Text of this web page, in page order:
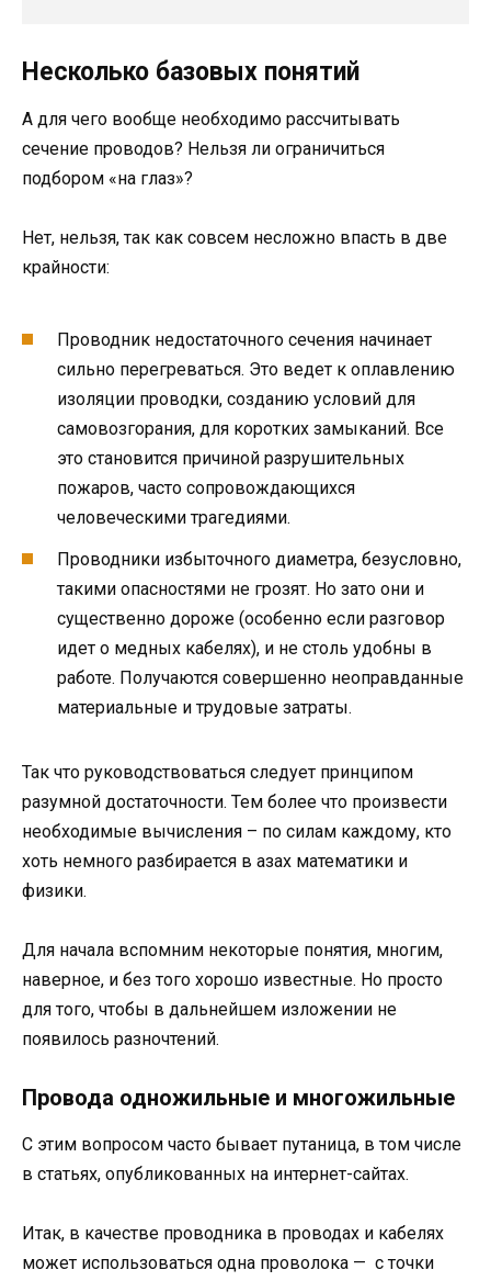
Несколько базовых понятий
А для чего вообще необходимо рассчитывать
сечение проводов? Нельзя ли ограничиться
подбором «на глаз»?
Нет, нельзя, так как совсем несложно впасть в две
крайности:
Проводник недостаточного сечения начинает
сильно перегреваться. Это ведет к оплавлению
изоляции проводки, созданию условий для
самовозгорания, для коротких замыканий. Все
это становится причиной разрушительных
пожаров, часто сопровождающихся
человеческими трагедиями.
Проводники избыточного диаметра, безусловно,
такими опасностями не грозят. Но зато они и
существенно дороже (особенно если разговор
идет о медных кабелях), и не столь удобны в
работе. Получаются совершенно неоправданные
материальные и трудовые затраты.
Так что руководствоваться следует принципом
разумной достаточности. Тем более что произвести
необходимые вычисления – по силам каждому, кто
хоть немного разбирается в азах математики и
физики.
Для начала вспомним некоторые понятия, многим,
наверное, и без того хорошо известные. Но просто
для того, чтобы в дальнейшем изложении не
появилось разночтений.
Провода одножильные и многожильные
С этим вопросом часто бывает путаница, в том числе
в статьях, опубликованных на интернет-сайтах.
Итак, в качестве проводника в проводах и кабелях
может использоваться одна проволока — с точки